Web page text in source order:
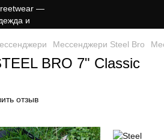
Мессенджери Steel Bro
BRO 7" Classic
отзыв